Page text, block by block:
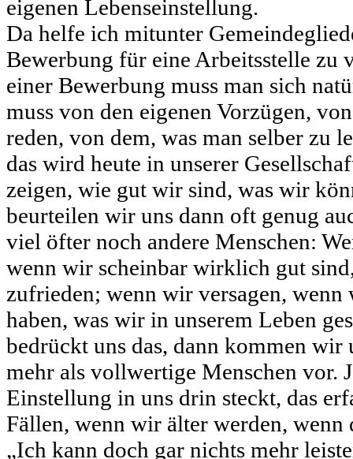
eigenen Lebenseinstellung.
Da helfe ich mitunter
Bewerbung für eine Arbeitsstelle zu
einer Bewerbung muss man sich
muss von den eigenen Vorzügen,
reden, von dem, was man selber zu
das wird heute in unserer
zeigen, wie gut wir sind, was wir
beurteilen wir uns dann oft genug
viel öfter noch andere Menschen:
wenn wir scheinbar wirklich gut
zufrieden; wenn wir versagen,
haben, was wir in unserem Leben
bedrückt uns das, dann kommen
mehr als vollwertige Menschen vor.
Einstellung in uns drin steckt, das
Fällen, wenn wir älter werden, wenn
„Ich kann doch gar nichts mehr